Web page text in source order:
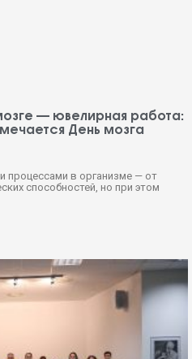
— ювелирная работа:
День мозга
процессами в организме — от
способностей, но при этом